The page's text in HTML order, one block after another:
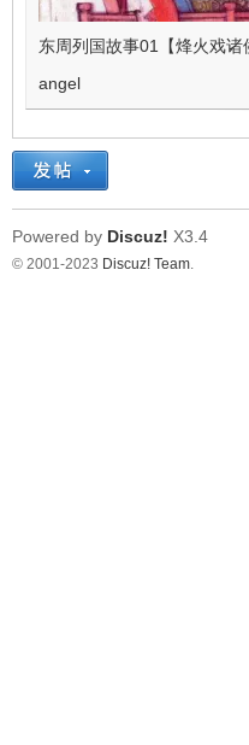
东周列国故事01【烽火戏诸
angel
Powered by Discuz! X3.4
© 2001-2023 Discuz! Team.